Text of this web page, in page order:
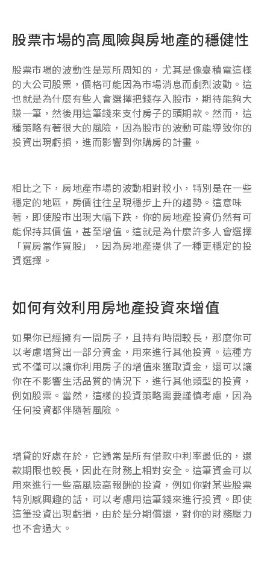
股票市場的高風險與房地產的穩健性
股票市場的波動性是眾所周知的，尤其是像臺積電這樣
的大公司股票，價格可能因為市場消息而劇烈波動。這
也就是為什麼有些人會選擇把錢存入股市，期待能夠大
賺一筆，然後用這筆錢來支付房子的頭期款。然而，這
種策略有著很大的風險，因為股市的波動可能導致你的
投資出現虧損，進而影響到你購房的計畫。
相比之下，房地產市場的波動相對較小，特別是在一些
穩定的地區，房價往往呈現穩步上升的趨勢。這意味
著，即使股市出現大幅下跌，你的房地產投資仍然有可
能保持其價值，甚至增值。這就是為什麼許多人會選擇
「買房當作買股」，因為房地產提供了一種更穩定的投
資選擇。
如何有效利用房地產投資來增值
如果你已經擁有一間房子，且持有時間較長，那麼你可
以考慮增貸出一部分資金，用來進行其他投資。這種方
式不僅可以讓你利用房子的增值來獲取資金，還可以讓
你在不影響生活品質的情況下，進行其他類型的投資，
例如股票。當然，這樣的投資策略需要謹慎考慮，因為
任何投資都伴隨著風險。
增貸的好處在於，它通常是所有借款中利率最低的，還
款期限也較長，因此在財務上相對安全。這筆資金可以
用來進行一些高風險高報酬的投資，例如你對某些股票
特別感興趣的話，可以考慮用這筆錢來進行投資。即使
這筆投資出現虧損，由於是分期償還，對你的財務壓力
也不會過大。